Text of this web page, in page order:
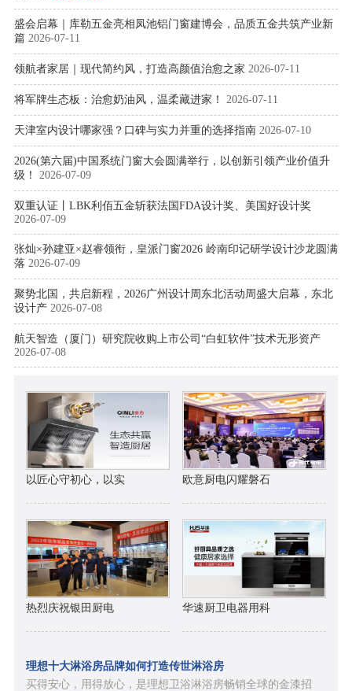
盛会启幕｜库勒五金亮相凤池铝门窗建博会，品质五金共筑产业新
篇 2026-07-11
领航者家居｜现代简约风，打造高颜值治愈之家 2026-07-11
将军牌生态板：治愈奶油风，温柔藏进家！ 2026-07-11
天津室内设计哪家强？口碑与实力并重的选择指南 2026-07-10
2026(第六届)中国系统门窗大会圆满举行，以创新引领产业价值升
级！
2026-07-09
双重认证丨LBK利佰五金斩获法国FDA设计奖、美国好设计奖
2026-07-09
张灿×孙建亚×赵睿领衔，皇派门窗2026 岭南印记研学设计沙龙圆满
落 2026-07-09
聚势北国，共启新程，2026广州设计周东北活动周盛大启幕，东北
设计产 2026-07-08
航天智造（厦门）研究院收购上市公司“白虹软件”技术无形资产
2026-07-08
以匠心守初心，以实 欧意厨电闪耀磐石
热烈庆祝银田厨电 华速厨卫电器用科
理想十大淋浴房品牌如何打造传世淋浴房
买得安心，用得放心，是理想卫浴淋浴房畅销全球的金漆招